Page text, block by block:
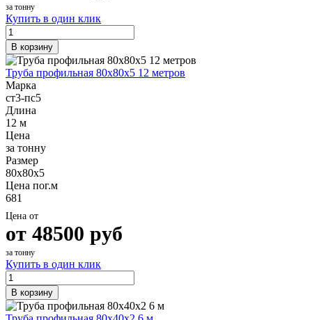
за тонну
Купить в один клик
В корзину
Труба профильная 80х80х5 12 метров
Марка
ст3-пс5
Длина
12 м
Цена
за тонну
Размер
80х80х5
Цена пог.м
681
Цена от
от 48500 руб
за тонну
Купить в один клик
В корзину